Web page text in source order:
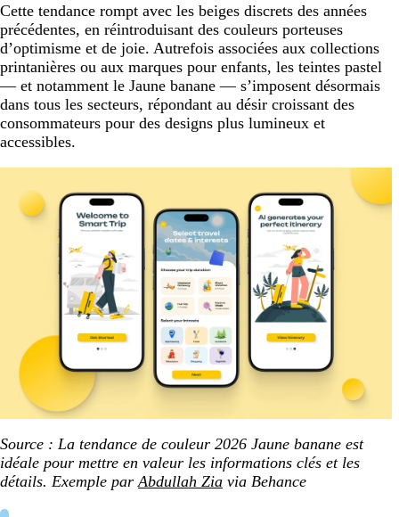
Cette tendance rompt avec les beiges discrets des années
précédentes, en réintroduisant des couleurs porteuses
d’optimisme et de joie. Autrefois associées aux collections
printanières ou aux marques pour enfants, les teintes pastel
— et notamment le Jaune banane — s’imposent désormais
dans tous les secteurs, répondant au désir croissant des
consommateurs pour des designs plus lumineux et
accessibles.
Source : La tendance de couleur 2026 Jaune banane est
idéale pour mettre en valeur les informations clés et les
détails. Exemple parAbdullah Zia via Behance